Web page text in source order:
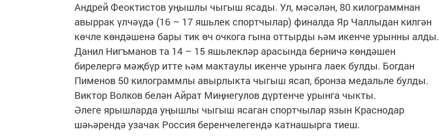
Андрей Феоктистов уңышлы чыгыш ясады. Ул, мәсәлән, 80 килограммнан
авыррак үлчәүдә (16 – 17 яшьлек спортчылар) финалда Яр Чаллыдан килгән
көчле көндәшенә бары тик өч очкога гына оттырды һәм икенче урынны алды.
Данил Нигъманов та 14 – 15 яшьлекләр арасында берничә көндәшен
бирелергә мәҗбүр итте һәм мактаулы икенче урынга лаек булды. Богдан
Пименов 50 килограммлы авырлыкта чыгыш ясап, бронза медальле булды.
Виктор Волков белән Айрат Миңнегулов дүртенче урынга чыкты.
Әлеге ярышларда уңышлы чыгыш ясаган спортчылар язын Краснодар
шәһәрендә узачак Россия беренчелегендә катнашырга тиеш.